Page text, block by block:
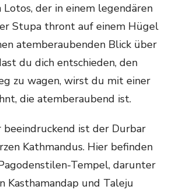
Lotos, der in einem legendären
Stupa thront auf einem Hügel
atemberaubenden Blick über
du dich entschieden, den
zu wagen, wirst du mit einer
die atemberaubend ist.
ist der Durbar
Kathmandus. Hier befinden
Tempel, darunter
Kasthamandap und Taleju